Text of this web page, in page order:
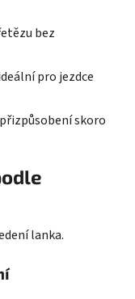
bez
pro jezdce
přizpůsobení skoro
lanka.